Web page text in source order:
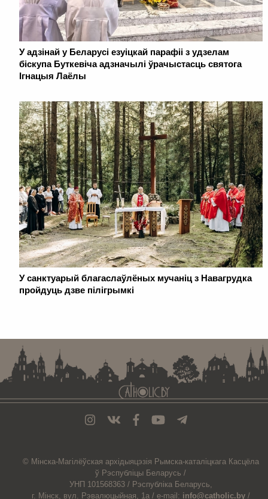
У адзінай у Беларусі езуіцкай парафіі з удзелам
біскупа Буткевіча адзначылі ўрачыстасць святога
Ігнацыя Лаёлы
У санктуарый благаслаўлёных мучаніц з Навагрудка
пройдуць дзве пілігрымкі
© Мiнска-Магiлёўская архiдыяцэзiя Рымска-каталіцкага Касцёла
ў Рэспубліцы Беларусь /
УНП 101568363 / Рэспубліка Беларусь,
г. Мінск, вул. Рэвалюцыйная, 1а / e-mail: info@catholic.by /